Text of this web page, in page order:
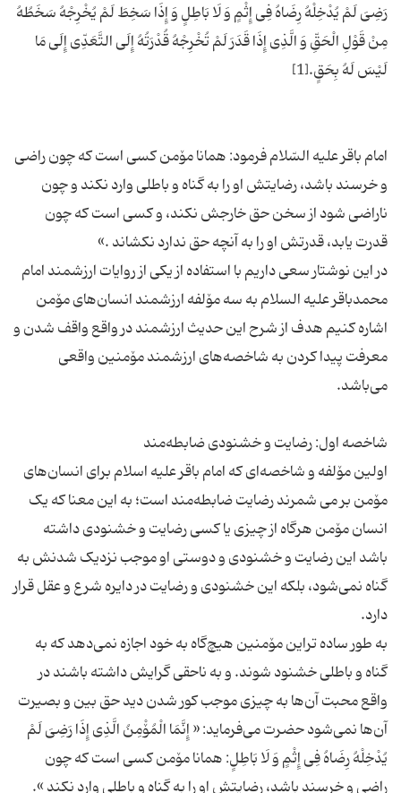
رَضِیَ لَمْ یُدْخِلْهُ رِضَاهُ فِی إِثْمٍ وَ لَا بَاطِلٍ‏ وَ إِذَا سَخِطَ لَمْ یُخْرِجْهُ سَخَطُهُ
مِنْ قَوْلِ الْحَقِّ وَ الَّذِی إِذَا قَدَرَ لَمْ تُخْرِجْهُ قُدْرَتُهُ إِلَى التَّعَدِّی إِلَى مَا
امام باقر علیه السّلام فرمود: همانا مۆمن كسى است كه چون راضى
و خرسند باشد، رضایتش او را به گناه و باطلى وارد نكند و چون
ناراضى شود از سخن حق خارجش نكند، و كسى است كه چون
در این نوشتار سعی داریم با استفاده از یکی از روایات ارزشمند امام
محمدباقر علیه السلام به سه مۆلفه ارزشمند انسان‌های مۆمن
اشاره کنیم هدف از شرح این حدیث ارزشمند در واقع واقف شدن و
معرفت پیدا کردن به شاخصه‌های ارزشمند مۆمنین واقعی
اولین مۆلفه و شاخصه‌ای که امام باقر علیه اسلام برای انسان‌های
مۆمن بر می شمرند رضایت ضابطه‌مند است؛ به این معنا که یک
انسان مۆمن هرگاه از چیزی یا کسی رضایت و خشنودی داشته
باشد این رضایت و خشنودی و دوستی او موجب نزدیک شدنش به
گناه نمی‌شود، بلکه این خشنودی و رضایت در دایره شرع و عقل قرار
به طور ساده تراین مۆمنین هیچ‌گاه به خود اجازه نمی‌دهد که به
گناه و باطلی خشنود شوند. و به ناحقی گرایش داشته باشند در
واقع محبت آن‌ها به چیزی موجب کور شدن دید حق بین و بصیرت
آن‌ها نمی‌شود حضرت می‌فرماید: « إِنَّمَا الْمُۆْمِنُ الَّذِی إِذَا رَضِیَ لَمْ
یُدْخِلْهُ رِضَاهُ فِی إِثْمٍ وَ لَا بَاطِلٍ: همانا مۆمن كسى است كه چون